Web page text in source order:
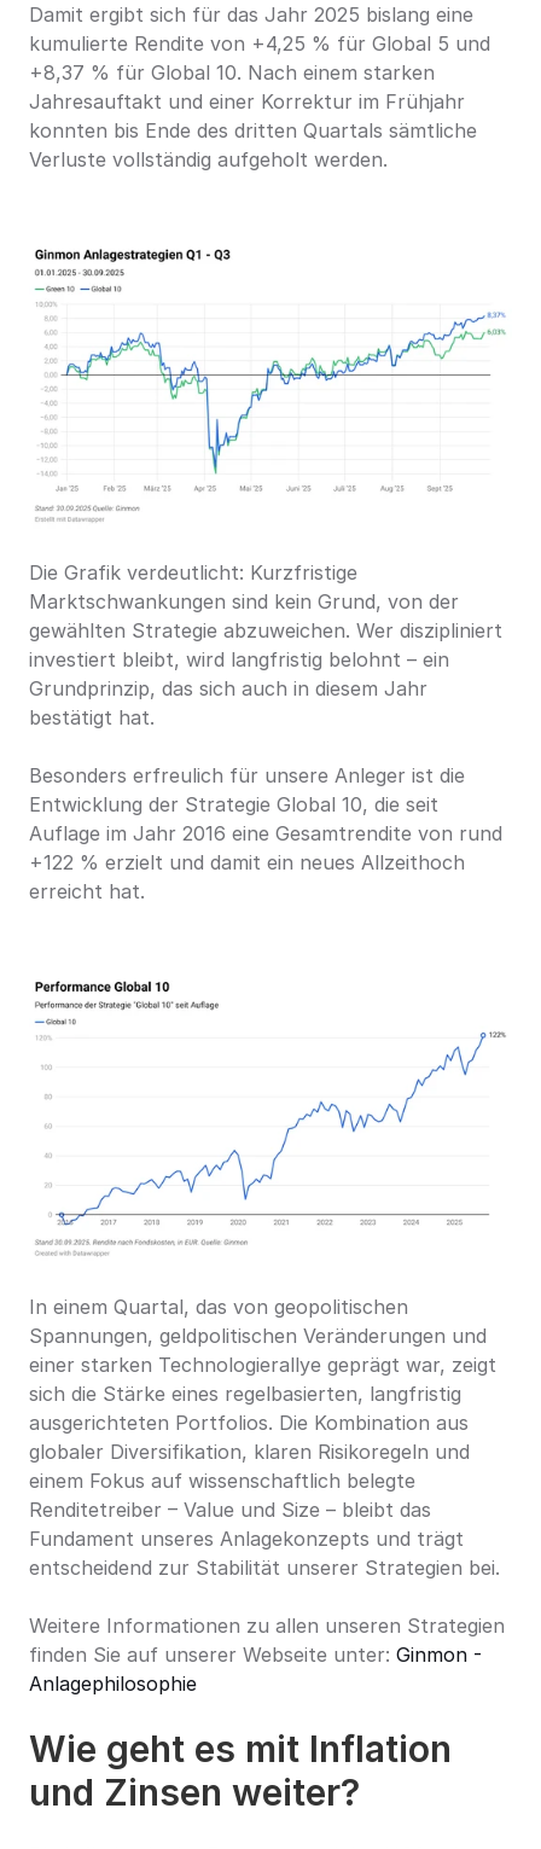
Damit ergibt sich für das Jahr 2025 bislang eine
kumulierte Rendite von +4,25 % für Global 5 und
+8,37 % für Global 10. Nach einem starken
Jahresauftakt und einer Korrektur im Frühjahr
konnten bis Ende des dritten Quartals sämtliche
Verluste vollständig aufgeholt werden.
Die Grafik verdeutlicht: Kurzfristige
Marktschwankungen sind kein Grund, von der
gewählten Strategie abzuweichen. Wer diszipliniert
investiert bleibt, wird langfristig belohnt – ein
Grundprinzip, das sich auch in diesem Jahr
bestätigt hat.
Besonders erfreulich für unsere Anleger ist die
Entwicklung der Strategie Global 10, die seit
Auflage im Jahr 2016 eine Gesamtrendite von rund
+122 % erzielt und damit ein neues Allzeithoch
erreicht hat.
In einem Quartal, das von geopolitischen
Spannungen, geldpolitischen Veränderungen und
einer starken Technologierallye geprägt war, zeigt
sich die Stärke eines regelbasierten, langfristig
ausgerichteten Portfolios. Die Kombination aus
globaler Diversifikation, klaren Risikoregeln und
einem Fokus auf wissenschaftlich belegte
Renditetreiber – Value und Size – bleibt das
Fundament unseres Anlagekonzepts und trägt
entscheidend zur Stabilität unserer Strategien bei.
Weitere Informationen zu allen unseren Strategien
finden Sie auf unserer Webseite unter: Ginmon -
Anlagephilosophie
Wie geht es mit Inflation
und Zinsen weiter?